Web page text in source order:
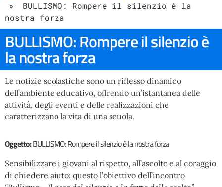
BULLISMO: Rompere il silenzio è la
nostra forza
BULLISMO: Rompere il silenzio è
la nostra forza
Le notizie scolastiche sono un riflesso dinamico
dell’ambiente educativo, offrendo un’istantanea delle
attività, degli eventi e delle realizzazioni che
caratterizzano la vita di una scuola.
Oggetto:BULLISMO: Rompere il silenzio è la nostra forza
Sensibilizzare i giovani al rispetto, all’ascolto e al coraggio
di chiedere aiuto: questo l’obiettivo dell’incontro